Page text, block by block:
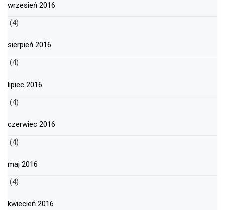
wrzesień 2016
(4)
sierpień 2016
(4)
lipiec 2016
(4)
czerwiec 2016
(4)
maj 2016
(4)
kwiecień 2016